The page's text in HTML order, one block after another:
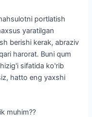
portlatish
yaratilgan
berishi kerak, abraziv
harorat. Buni qum
sifatida ko'rib
hatto eng yaxshi
muhim??